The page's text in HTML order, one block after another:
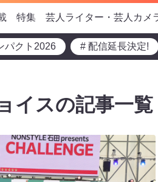
特集 芸人ライター・芸人カメ
パクト2026 # 配信延長決定!
イスの記事一覧